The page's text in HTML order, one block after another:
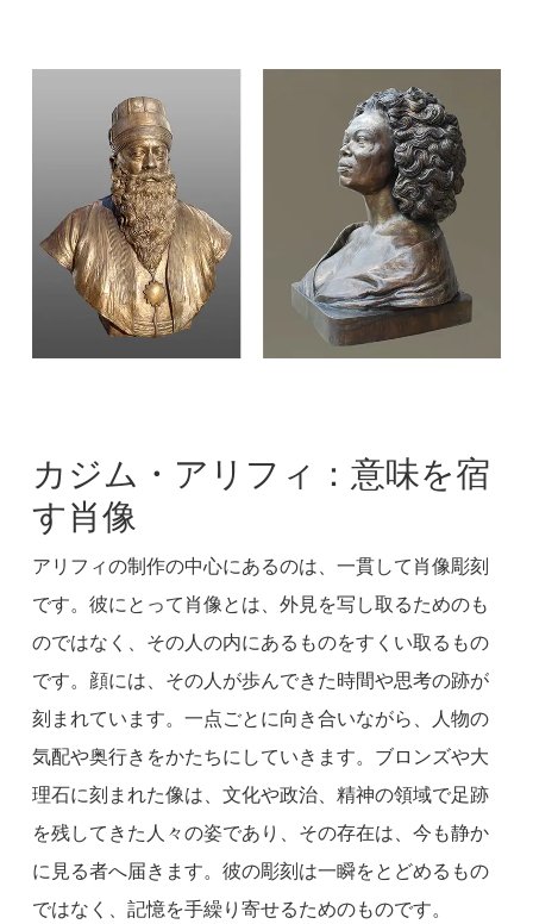
カジム・アリフィ：意味を宿
す肖像
アリフィの制作の中心にあるのは、一貫して肖像彫刻
です。彼にとって肖像とは、外見を写し取るためのも
のではなく、その人の内にあるものをすくい取るもの
です。顔には、その人が歩んできた時間や思考の跡が
刻まれています。一点ごとに向き合いながら、人物の
気配や奥行きをかたちにしていきます。ブロンズや大
理石に刻まれた像は、文化や政治、精神の領域で足跡
を残してきた人々の姿であり、その存在は、今も静か
に見る者へ届きます。彼の彫刻は一瞬をとどめるもの
ではなく、記憶を手繰り寄せるためのものです。